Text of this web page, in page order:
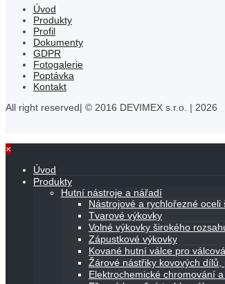
Úvod
Produkty
Profil
Dokumenty
GDPR
Fotogalerie
Poptávka
Kontakt
All right reserved| © 2016 DEVIMEX s.r.o. | 2026
×
Úvod
Produkty
Hutní nástroje a nářadí
Nástrojové a rychlořezné oceli
Tvarové výkovky
Volné výkovky širokého
Zápustkové výkovky
Kované hutní válce pro
Žárové nástřiky kovových
Elektrochemické chromování